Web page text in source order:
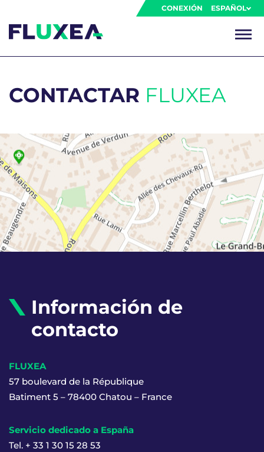
CONEXIÓN ESPAÑOL
CONTACTAR FLUXEA
Información de
contacto
FLUXEA
57 boulevard de la République
Batiment 5 – 78400 Chatou – France
Servicio dedicado a España
Tel. + 33 1 30 15 28 53